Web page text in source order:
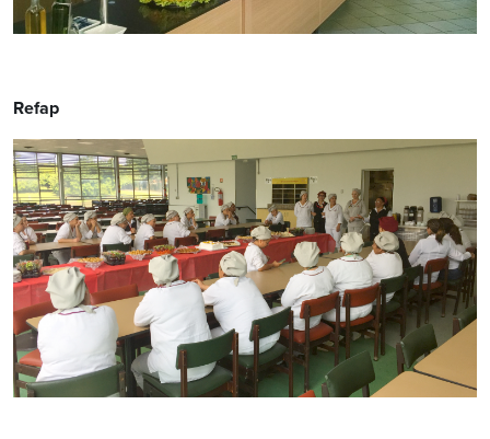
Refap